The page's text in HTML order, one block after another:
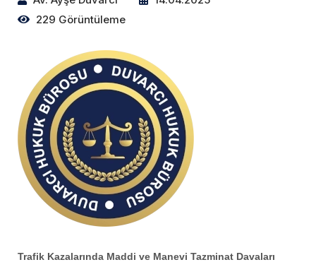
229 Görüntüleme
Trafik Kazalarında Maddi ve Manevi Tazminat Davaları